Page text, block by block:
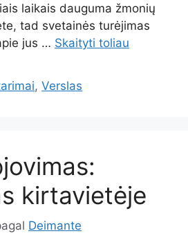
laikais dauguma žmonių
tad svetainės turėjimas
jus … Skaityti toliau
,Verslas
kirtavietėje
Deimante